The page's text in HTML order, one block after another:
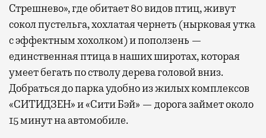
Стрешнево», где обитает 80 видов птиц, живут
сокол пустельга, хохлатая чернеть (нырковая утка
с эффектным хохолком) и поползень —
единственная птица в наших широтах, которая
умеет бегать по стволу дерева головой вниз.
Добраться до парка удобно из жилых комплексов
«СИТИДЗЕН» и «Сити Бэй» — дорога займет около
15 минут на автомобиле.